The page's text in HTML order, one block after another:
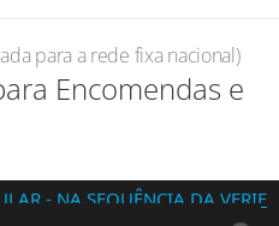
para a rede fixa nacional)
Encomendas e
DA VERIFICAÇÃO